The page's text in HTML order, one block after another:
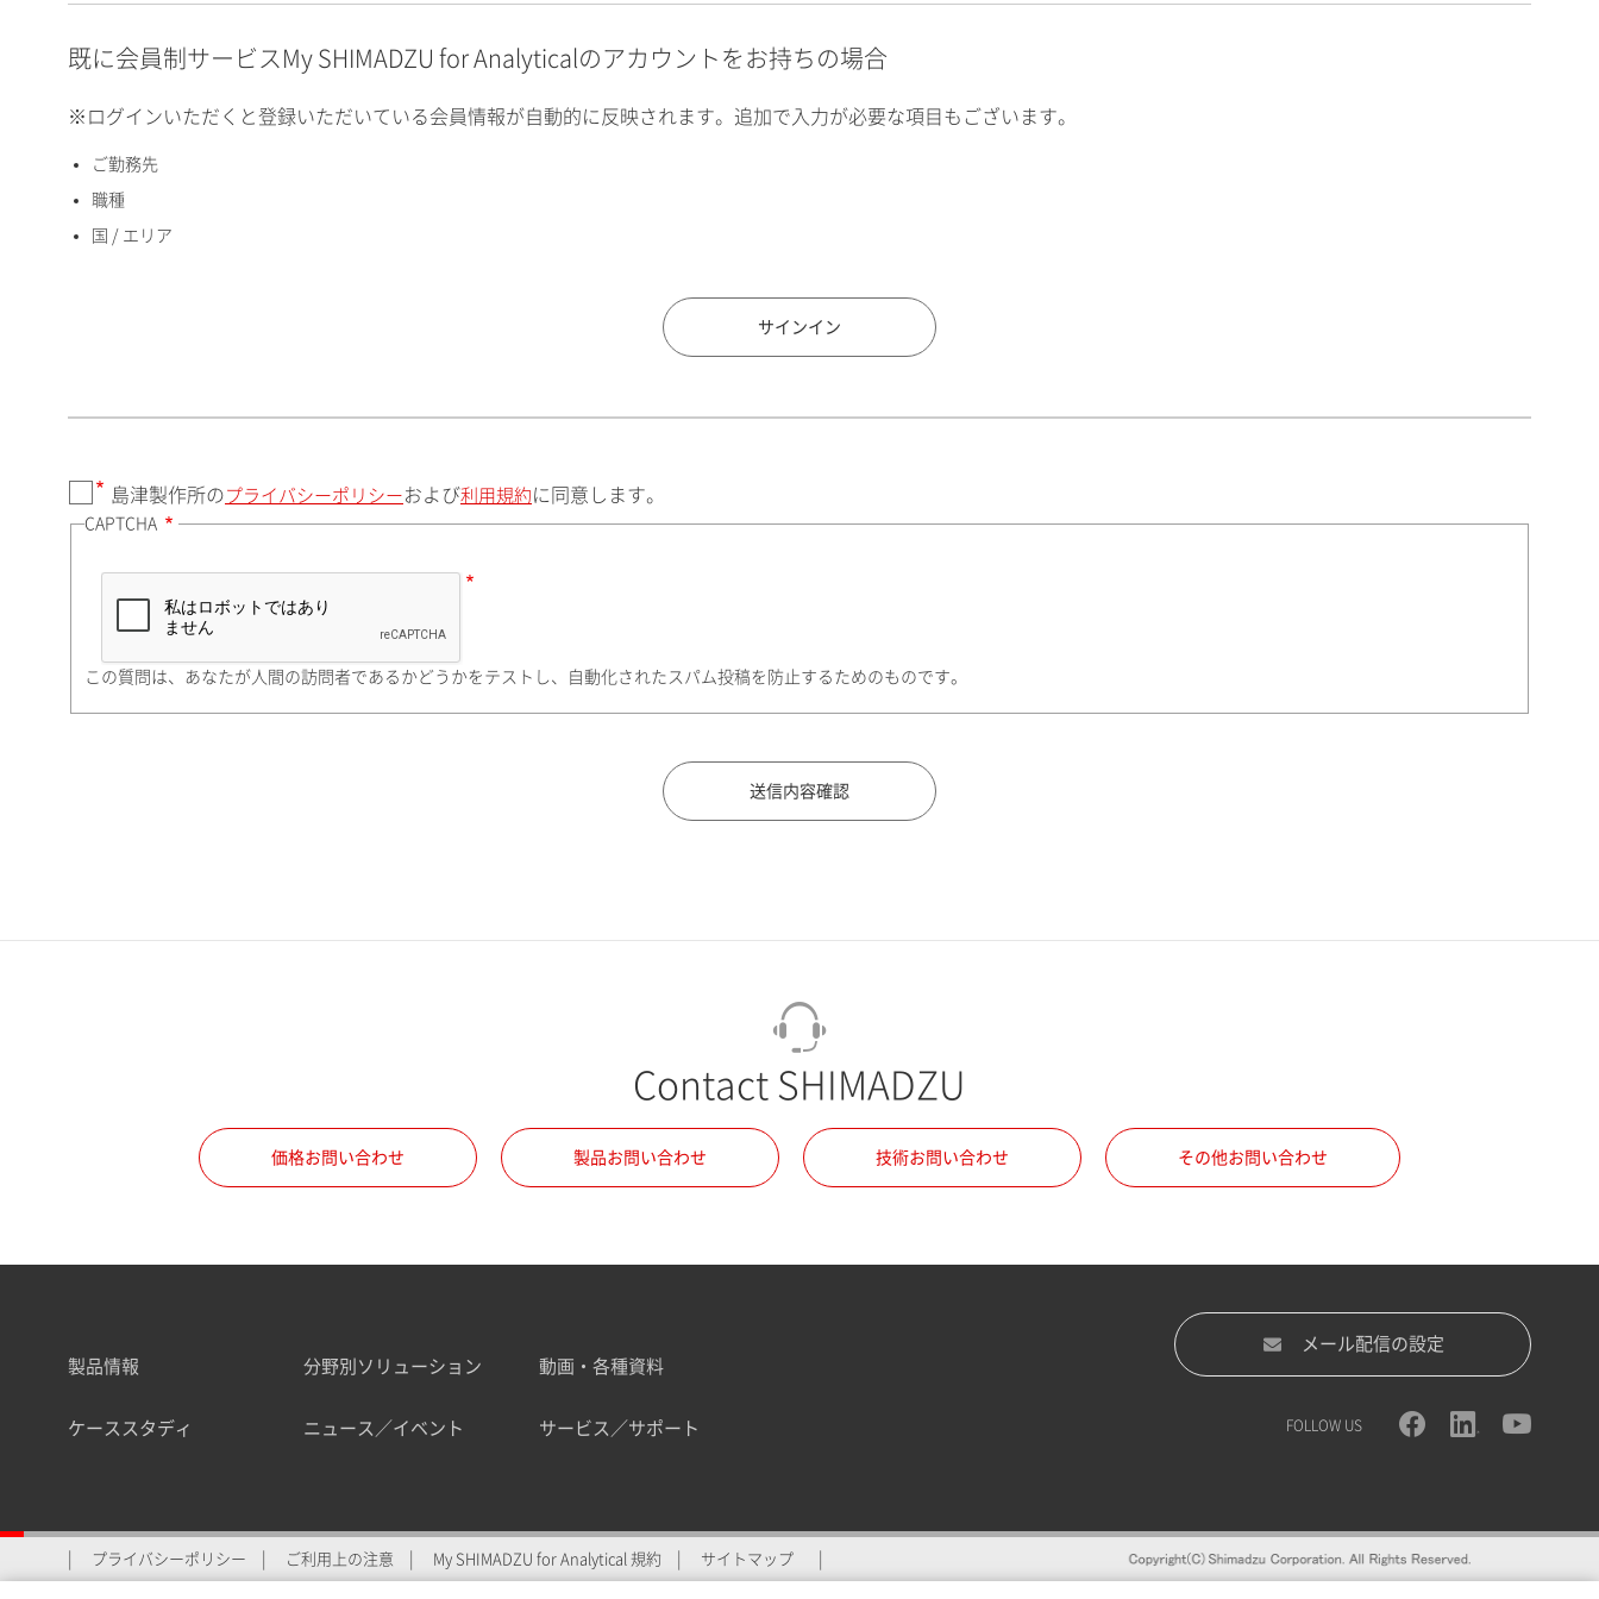
英数）
国 / エリア
住所検索
都道府県（勤務先）
町名・番地（勤務先）
所属部署
会員制サービスMySHIMADZU for Analyticalへの登録をおすすめします。
既に会員制サービスMy SHIMADZU for Analyticalのアカウントをお持ちの場合
※ログインいただくと登録いただいている会員情報が自動的に反映されます。追加で入力が必要な項目もございます。
ご勤務先
職種
国 / エリア
サインイン
島津製作所の プライバシーポリシー および利用規約 に同意します。
CAPTCHA
この質問は、あなたが人間の訪問者であるかどうかをテストし、自動化されたスパム投稿を防止するためのものです。
Contact SHIMADZU
価格お問い合わせ 製品お問い合わせ 技術お問い合わせ その他お問い合わせ
製品情報 分野別ソリューション 動画・各種資料
ケーススタディ ニュース／イベント サービス／サポート
メール配信の設定
FOLLOW US
プライバシーポリシー ご利用上の注意 My SHIMADZU for Analytical 規約 サイトマップ